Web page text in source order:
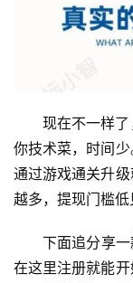
现在不一样
你技术菜，时间
通过游戏通关升
越多，提现门槛低
下面追分享一
在这里注册就能